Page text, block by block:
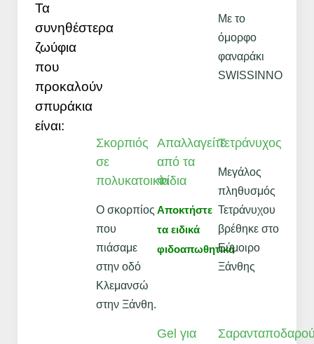
Τα
συνηθέστερα
ζωύφια
που
προκαλούν
σπυράκια
είναι:
Με το
όμορφο
φαναράκι
SWISSINNO
Σκορπιός
σε
πολυκατοικία
Ο σκορπίος
που
πιάσαμε
στην οδό
Κλεμανσώ
στην Ξάνθη.
Απαλλαγείτε
από τα
Φίδια
Αποκτήστε
τα ειδικά
φιδοαπωθητικά
Τετράνυχος
Μεγάλος
πληθυσμός
Τετράνυχου
βρέθηκε στο
Εύμοιρο
Ξάνθης
Gel για